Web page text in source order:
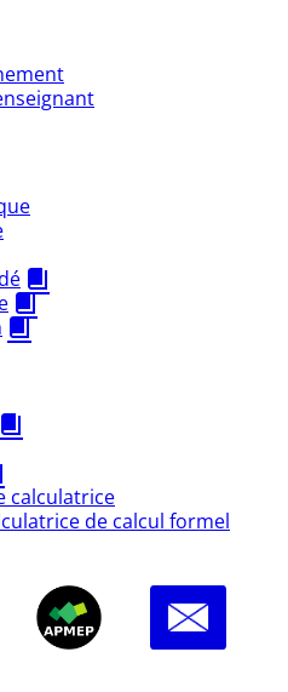
calculatrice
de calcul formel